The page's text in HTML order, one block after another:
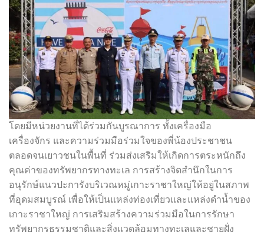
โดยมีหน่วยงานที่ได้ร่วมกันบูรณาการ ทั้งเครื่องมือ
เครื่องจักร และความร่วมมือร่วมใจของพี่น้องประชาชน
ตลอดจนเยาวชนในพื้นที่ ร่วมส่งเสริมให้เกิดการตระหนักถึง
คุณค่าของทรัพยากรทางทะเล การสร้างจิตสำนึกในการ
อนุรักษ์แนวปะการังบริเวณหมู่เกาะราชาใหญ่ให้อยู่ในสภาพ
ที่อุดมสมบูรณ์ เพื่อให้เป็นแหล่งท่องเที่ยวและแหล่งดำน้ำของ
เกาะราชาใหญ่ การเสริมสร้างความร่วมมือในการรักษา
ทรัพยากรธรรมชาติและสิ่งแวดล้อมทางทะเลและชายฝั่ง